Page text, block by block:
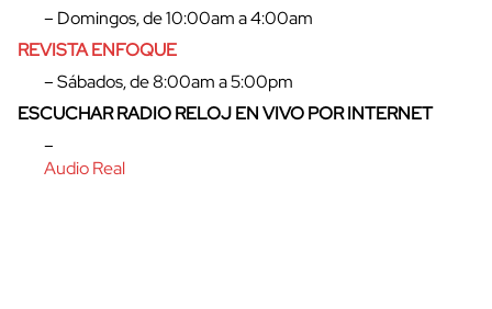
cerrar
– Domingos, de 10:00am a 4:00am
REVISTA ENFOQUE
– Sábados, de 8:00am a 5:00pm
ESCUCHAR RADIO RELOJ EN VIVO POR INTERNET
–
Audio Real